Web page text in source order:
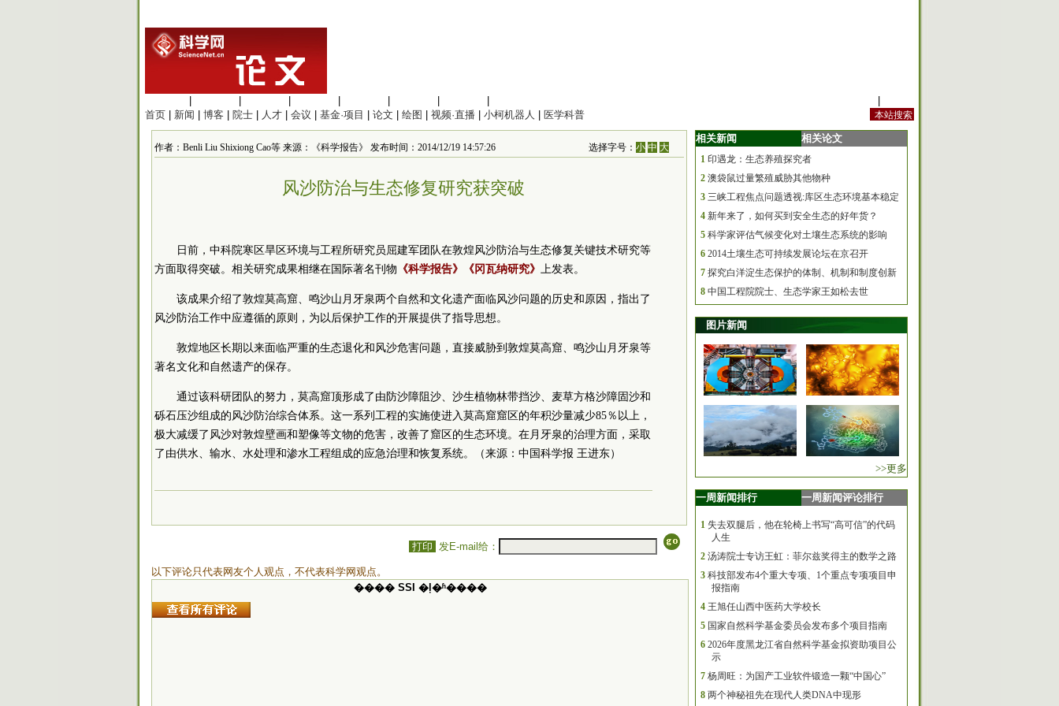
首页
新闻 博客 院士 人才 会议 基金·项目 论文 绘图 视频·直播 小柯机器人 医学科普
作者：Benli Liu Shixiong Cao等 来源：《科学报告》 发布时间：2014/12/19 14:57:26 选择字号：小 中 大
风沙防治与生态修复研究获突破
日前，中科院寒区旱区环境与工程所研究员屈建军团队在敦煌风沙防治与生态修复关键技术研究等
方面取得突破。相关研究成果相继在国际著名刊物 《科学报告》 《冈瓦纳研究》 上发表。
该成果介绍了敦煌莫高窟、鸣沙山月牙泉两个自然和文化遗产面临风沙问题的历史和原因，指出了
风沙防治工作中应遵循的原则，为以后保护工作的开展提供了指导思想。
敦煌地区长期以来面临严重的生态退化和风沙危害问题，直接威胁到敦煌莫高窟、鸣沙山月牙泉等
著名文化和自然遗产的保存。
通过该科研团队的努力，莫高窟顶形成了由防沙障阻沙、沙生植物林带挡沙、麦草方格沙障固沙和
砾石压沙组成的风沙防治综合体系。这一系列工程的实施使进入莫高窟窟区的年积沙量减少85％以上，
极大减缓了风沙对敦煌壁画和塑像等文物的危害，改善了窟区的生态环境。在月牙泉的治理方面，采取
了由供水、输水、水处理和渗水工程组成的应急治理和恢复系统。（来源：中国科学报 王进东）
打印 发E-mail给：
以下评论只代表网友个人观点，不代表科学网观点。
���� SSI �ļ�ʱ����
相关新闻 相关论文
1 印遇龙：生态养殖探究者
2 澳袋鼠过量繁殖威胁其他物种
3 三峡工程焦点问题透视:库区生态环境基本稳定
4 新年来了，如何买到安全生态的好年货？
5 科学家评估气候变化对土壤生态系统的影响
6 2014土壤生态可持续发展论坛在京召开
7 探究白洋淀生态保护的体制、机制和制度创新
8 中国工程院院士、生态学家王如松去世
图片新闻
>>更多
一周新闻排行 一周新闻评论排行
1 失去双腿后，他在轮椅上书写“高可信”的代码
人生
2 汤涛院士专访王虹：菲尔兹奖得主的数学之路
3 科技部发布4个重大专项、1个重点专项项目申
报指南
4 王旭任山西中医药大学校长
5 国家自然科学基金委员会发布多个项目指南
6 2026年度黑龙江省自然科学基金拟资助项目公
示
7 杨周旺：为国产工业软件锻造一颗“中国心”
8 两个神秘祖先在现代人类DNA中现形